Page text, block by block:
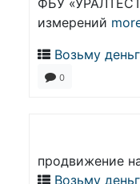
ФБУ
измерений
Возьму
0
продвижение
Возьму